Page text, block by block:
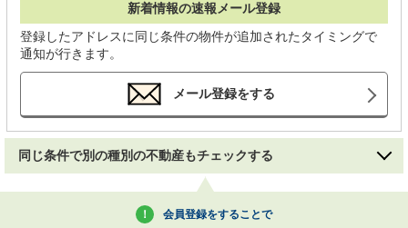
新着情報の速報メール登録
登録したアドレスに同じ条件の物件が追加されたタイミングで
通知が行きます。
メール登録をする
同じ条件で別の種別の不動産もチェックする
会員登録をすることで